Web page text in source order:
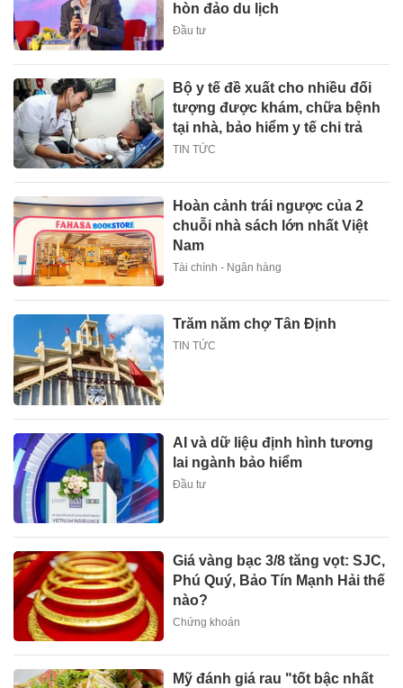
hòn đảo du lịch
Đầu tư
Bộ y tế đề xuất cho nhiều đối
tượng được khám, chữa bệnh
tại nhà, bảo hiểm y tế chi trả
TIN TỨC
Hoàn cảnh trái ngược của 2
chuỗi nhà sách lớn nhất Việt
Nam
Tài chính - Ngân hàng
Trăm năm chợ Tân Định
TIN TỨC
AI và dữ liệu định hình tương
lai ngành bảo hiểm
Đầu tư
Giá vàng bạc 3/8 tăng vọt: SJC,
Phú Quý, Bảo Tín Mạnh Hải thế
nào?
Chứng khoán
Mỹ đánh giá rau "tốt bậc nhất